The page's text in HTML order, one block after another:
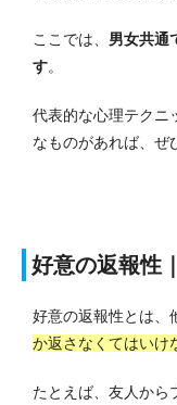
ここでは、 男女共通
す。
代表的な心理テクニ
なものがあれば、ぜ
好意の返報性
好意の返報性とは、
か返さなくてはいけ
たとえば、友人から